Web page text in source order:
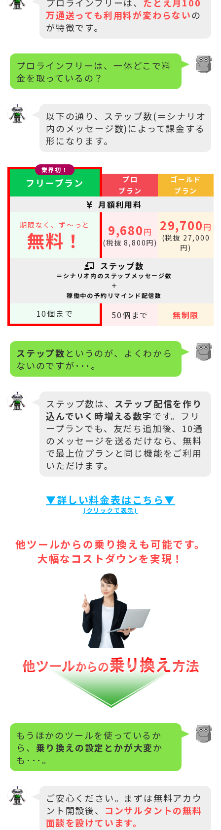
万通送っても利用料が変わらないの
が特徴です。
プロラインフリーは、一体どこで料
金を取っているの？
以下の通り、ステップ数(＝シナリオ
内のメッセージ数)によって課金する
形になります。
業界初！
フリープラン
プロ
プラン
ゴールド
プラン
月額利用料
期限なく、ず～っと
無料！ 9,680円
(税抜 8,800円)
29,700円
(税抜 27,000
円)
ステップ数
＝シナリオ内のステップメッセージ数
＋
稼働中の予約リマインド配信数
10個まで 50個まで 無制限
ステップ数というのが、よくわから
ないのですが･･･。
ステップ数は、 ステップ配信を作り
込んでいく時増える数字です。フリ
ープランでも、友だち追加後、10通
のメッセージを送るだけなら、無料
で最上位プランと同じ機能をご利用
いただけます。
▼詳しい料金表はこちら▼
他ツールからの乗り換えも可能です。
大幅なコストダウンを実現！
もうほかのツールを使っているか
ら、 乗り換えの設定とかが大変か
も･･･。
ご安心ください。まずは無料アカウ
ント開設後、 コンサルタントの無料
面談を設けています。